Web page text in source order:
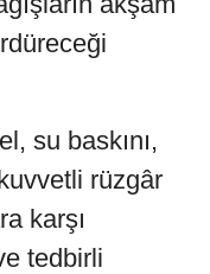
su baskını,
rüzgâr
karşı
tedbirli